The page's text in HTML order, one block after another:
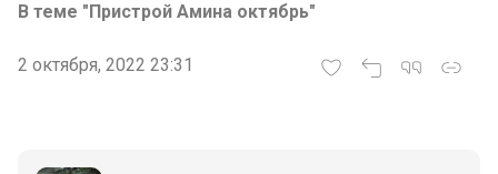
В теме "Пристрой Амина октябрь"
2 октября, 2022 23:31